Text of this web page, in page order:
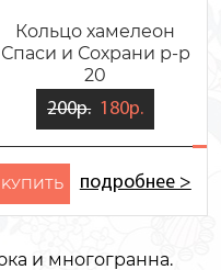
Кольцо хамелеон
Спаси и Сохрани р-р
20
200р. 180р.
KУПИТЬ подробнее >
и многогранна.